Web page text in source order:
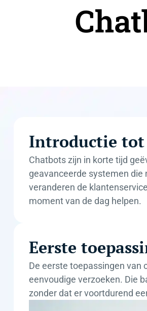
Introductie tot
Chatbots zijn in korte tijd
geavanceerde systemen
veranderen de
moment van de dag helpen.
Eerste
De eerste toepassingen van
eenvoudige verzoeken. Die
zonder dat er voortdurend